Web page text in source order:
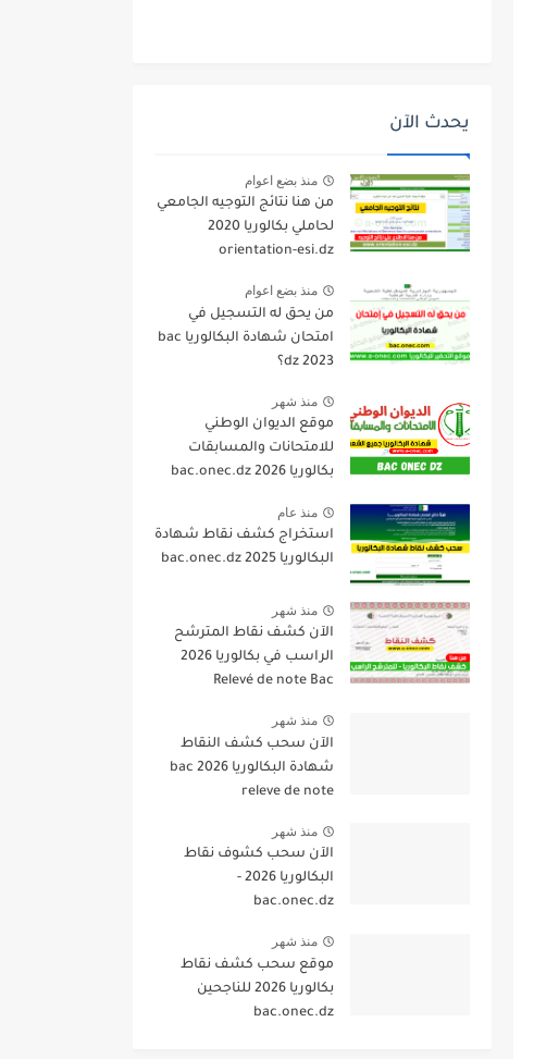
يحدث الآن
منذ بضع اعوام
من هنا نتائج التوجيه الجامعي
لحاملي بكالوريا 2020
orientation-esi.dz
منذ بضع اعوام
من يحق له التسجيل في
امتحان شهادة البكالوريا bac
dz 2023؟
منذ شهر
موقع الديوان الوطني
للامتحانات والمسابقات
بكالوريا 2026 bac.onec.dz
منذ عام
استخراج كشف نقاط شهادة
البكالوريا 2025 bac.onec.dz
منذ شهر
الآن كشف نقاط المترشح
الراسب في بكالوريا 2026
Relevé de note Bac
منذ شهر
الآن سحب كشف النقاط
شهادة البكالوريا 2026 bac
releve de note
منذ شهر
الآن سحب كشوف نقاط
البكالوريا 2026 -
bac.onec.dz
منذ شهر
موقع سحب كشف نقاط
بكالوريا 2026 للناجحين
bac.onec.dz